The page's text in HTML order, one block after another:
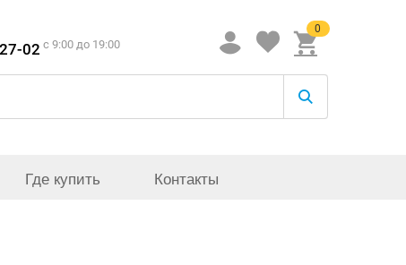
02 c 9:00 до 19:00
0
Где купить Контакты